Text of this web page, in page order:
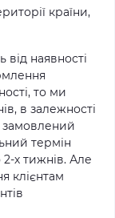
країни,
наявності
то ми
в залежності
замовлений
термін
х тижнів. Але
клієнтам